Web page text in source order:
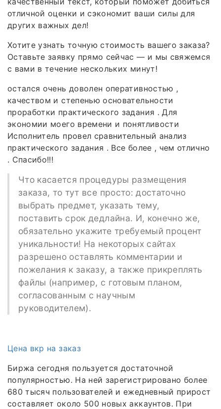
отличной оценки и сэкономит ваши силы для
других важных дел!
Хотите узнать точную стоимость вашего заказа?
Оставьте заявку прямо сейчас — и мы свяжемся
с вами в течение нескольких минут!
остался очень доволен оперативностью ,
качеством и степенью основательности
проработки практического задания . Для
экономии моего времени и понятливости
Исполнитель провел сравнительный анализ
практического задания . Все более , чем отлично
. Спасибо!!!
Что касается процедуры размещения
заказа, то тут все просто: достаточно
выбрать предмет, указать тему,
поставить срок дедлайна. И, конечно же,
обязательно укажите требуемый процент
уникальности! На некоторых сайтах
разрешено оставлять комментарии и
пожелания к заказу, а также прикреплять
файлы (например, с готовым планом,
согласованным с научным
руководителем).
Цена вкр на заказ
Биржа сегодня пользуется достаточной
популярностью. На ней зарегистрировано более
680 тысяч пользователей и ежедневный прирост
составляет около 500 новых аккаунтов. При